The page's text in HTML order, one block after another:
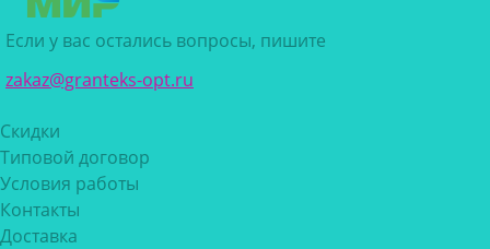
Если у вас остались вопросы, пишите
zakaz@granteks-opt.ru
Скидки
Типовой договор
Условия работы
Контакты
Доставка